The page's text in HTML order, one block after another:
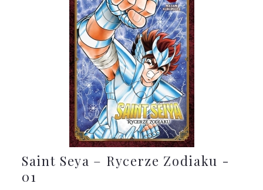
Saint Seya – Rycerze Zodiaku -
01